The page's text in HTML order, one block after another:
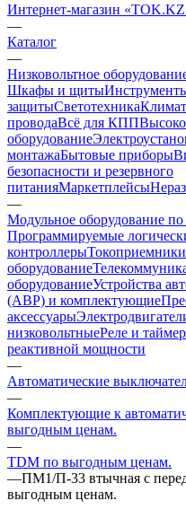
Интернет-магазин
—
Каталог
—
Низковольтное
Шкафы и щиты
защитыСветотехника
проводаВсё для КПП
оборудование
монтажаБытовые приборы
безопасности и резервного
питанияМаркетплейсы
—
Модульное оборудование
Программируемые
контроллерыТокоприемники
оборудование
оборудованиеУстройства
(АВР) и комплектующие
аксессуары
низковольтныеРеле и
реактивной мощности
—
Автоматические
—
Комплектующие к
выгодным ценам.
—
TDM по выгодным ценам.
—ПМ1/П-33 втычная с
выгодным ценам.